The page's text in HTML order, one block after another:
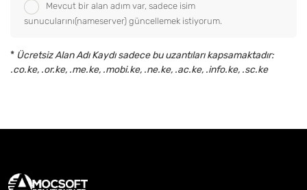
Mevcut bir alan adım var, sadece isim
sunucularını(nameserver) güncellemek istiyorum.
* Ücretsiz Alan Adı Kaydı sadece bu uzantıları kapsamaktadır:
.co.ke, .or.ke, .me.ke, .mobi.ke, .ne.ke, .ac.ke, .info.ke, .sc.ke